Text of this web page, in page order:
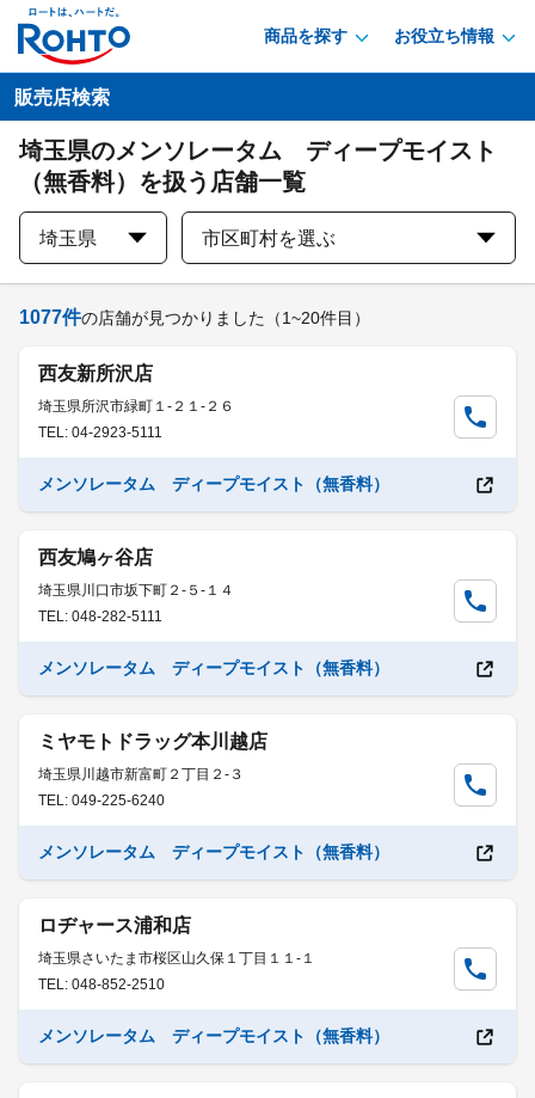
商品を探す お役立ち情報
販売店検索
埼玉県のメンソレータム ディープモイスト
（無香料）を扱う店舗一覧
埼玉県 市区町村を選ぶ
1077件の店舗が見つかりました （1~20件目）
西友新所沢店
埼玉県所沢市緑町１-２１-２６
TEL: 04-2923-5111
メンソレータム ディープモイスト（無香料）
西友鳩ヶ谷店
埼玉県川口市坂下町２-５-１４
TEL: 048-282-5111
メンソレータム ディープモイスト（無香料）
ミヤモトドラッグ本川越店
埼玉県川越市新富町２丁目２-３
TEL: 049-225-6240
メンソレータム ディープモイスト（無香料）
ロヂャース浦和店
埼玉県さいたま市桜区山久保１丁目１１-１
TEL: 048-852-2510
メンソレータム ディープモイスト（無香料）